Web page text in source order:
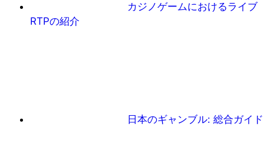
カジノゲームにおけるライブ
RTPの紹介
日本のギャンブル: 総合ガイド